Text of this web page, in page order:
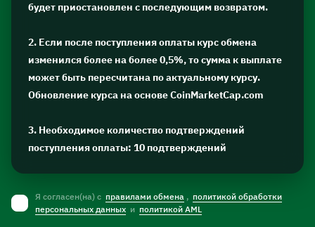
будет приостановлен с последующим возвратом.
2. Если после поступления оплаты курс обмена
изменился более на более 0,5%, то сумма к выплате
может быть пересчитана по актуальному курсу.
Обновление курса на основе CoinMarketCap.com
3. Необходимое количество подтверждений
поступления оплаты: 10 подтверждений
Я согласен(на) с правилами обмена , политикой обработки
персональных данных и политикой AML